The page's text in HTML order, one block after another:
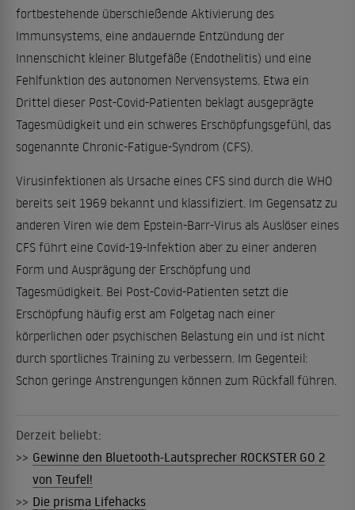
fortbestehende überschießende Aktivierung des
Immunsystems, eine andauernde Entzündung der
Innenschicht kleiner Blutgefäße (Endothelitis) und eine
Fehlfunktion des autonomen Nervensystems. Etwa ein
Drittel dieser Post-Covid-Patienten beklagt ausgeprägte
Tagesmüdigkeit und ein schweres Erschöpfungsgefühl, das
sogenannte Chronic-Fatigue-Syndrom (CFS).
Virusinfektionen als Ursache eines CFS sind durch die WHO
bereits seit 1969 bekannt und klassifiziert. Im Gegensatz zu
anderen Viren wie dem Epstein-Barr-Virus als Auslöser eines
CFS führt eine Covid-19-Infektion aber zu einer anderen
Form und Ausprägung der Erschöpfung und
Tagesmüdigkeit. Bei Post-Covid-Patienten setzt die
Erschöpfung häufig erst am Folgetag nach einer
körperlichen oder psychischen Belastung ein und ist nicht
durch sportliches Training zu verbessern. Im Gegenteil:
Schon geringe Anstrengungen können zum Rückfall führen.
Derzeit beliebt:
>> Gewinne den Bluetooth-Lautsprecher ROCKSTER GO 2
von Teufel!
>> Die prisma Lifehacks